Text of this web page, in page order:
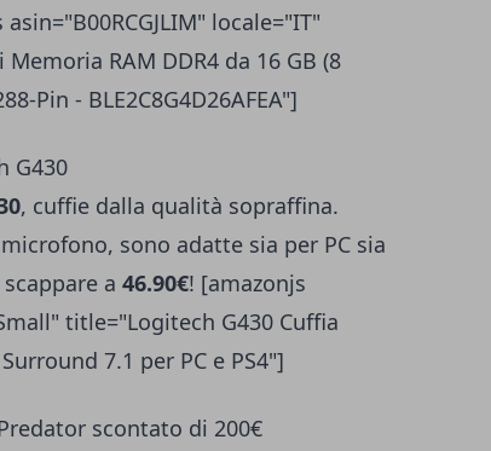
locale="IT"
RAM DDR4 da 16 GB (8
Pin - BLE2C8G4D26AFEA"]
G430
, cuffie dalla qualità sopraffina.
sono adatte sia per PC sia
a 46.90€! [amazonjs
title="Logitech G430 Cuffia
7.1 per PC e PS4"]
scontato di 200€